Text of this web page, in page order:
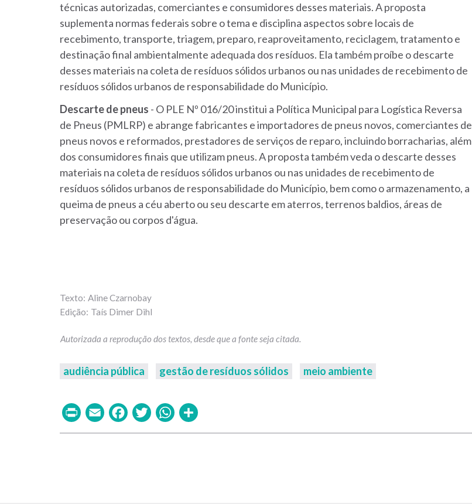
técnicas autorizadas, comerciantes e consumidores desses materiais. A proposta
suplementa normas federais sobre o tema e disciplina aspectos sobre locais de
recebimento, transporte, triagem, preparo, reaproveitamento, reciclagem, tratamento e
destinação final ambientalmente adequada dos resíduos. Ela também proíbe o descarte
desses materiais na coleta de resíduos sólidos urbanos ou nas unidades de recebimento de
resíduos sólidos urbanos de responsabilidade do Município.
Descarte de pneus - O PLE Nº 016/20 institui a Política Municipal para Logística Reversa
de Pneus (PMLRP) e abrange fabricantes e importadores de pneus novos, comerciantes de
pneus novos e reformados, prestadores de serviços de reparo, incluindo borracharias, além
dos consumidores finais que utilizam pneus. A proposta também veda o descarte desses
materiais na coleta de resíduos sólidos urbanos ou nas unidades de recebimento de
resíduos sólidos urbanos de responsabilidade do Município, bem como o armazenamento, a
queima de pneus a céu aberto ou seu descarte em aterros, terrenos baldios, áreas de
preservação ou corpos d'água.
Aline Czarnobay
Taís Dimer Dihl
audiência pública gestão de resíduos sólidos meio ambiente
PrintEmailFacebook
TwitterWhatsApp